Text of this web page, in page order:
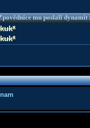
mu poslali dynamit